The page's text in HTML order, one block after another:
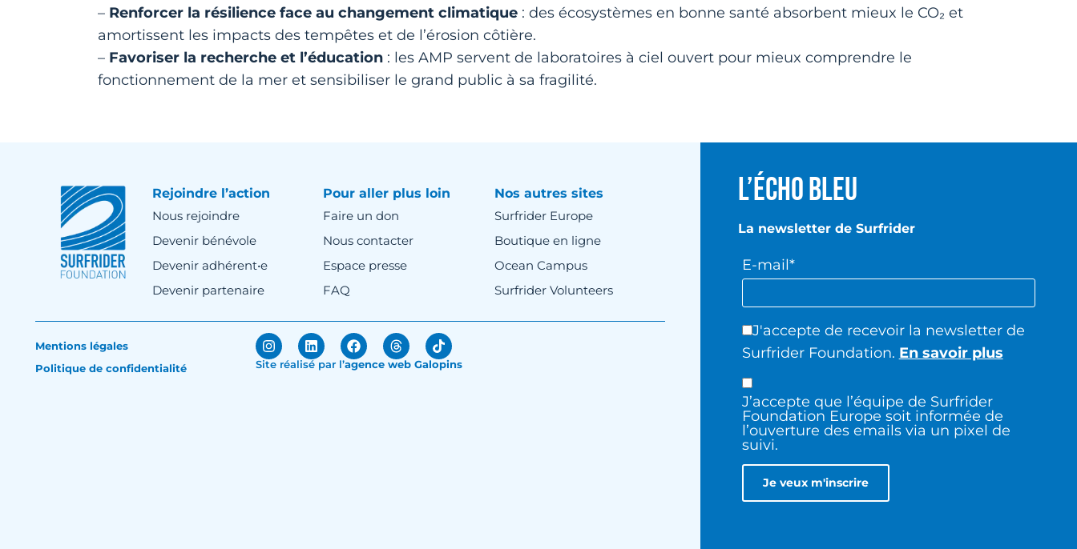
– Renforcer la résilience face au changement climatique : des écosystèmes en bonne santé absorbent mieux le CO₂ et
amortissent les impacts des tempêtes et de l’érosion côtière.
– Favoriser la recherche et l’éducation : les AMP servent de laboratoires à ciel ouvert pour mieux comprendre le
fonctionnement de la mer et sensibiliser le grand public à sa fragilité.
Rejoindre l’action
Nous rejoindre
Devenir bénévole
Devenir adhérent•e
Devenir partenaire
Pour aller plus loin
Faire un don
Nous contacter
Espace presse
FAQ
Nos autres sites
Surfrider Europe
Boutique en ligne
Ocean Campus
Surfrider Volunteers
Mentions légales
Politique de confidentialité
Site réalisé par l’agence web Galopins
L’écho Bleu
La newsletter de Surfrider
E-mail*
J'accepte de recevoir la newsletter de
Surfrider Foundation. En savoir plus
J’accepte que l’équipe de Surfrider
Foundation Europe soit informée de
l’ouverture des emails via un pixel de
suivi.